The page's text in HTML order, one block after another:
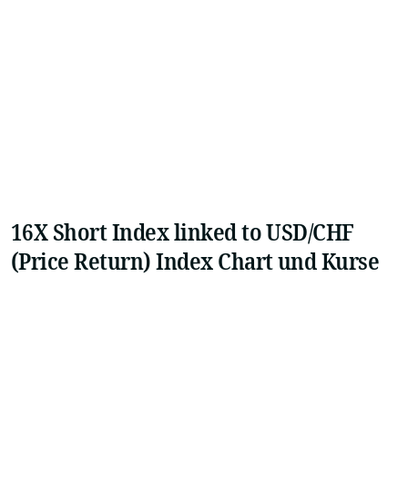
16X Short Index linked to USD/CHF
(Price Return) Index Chart und Kurse